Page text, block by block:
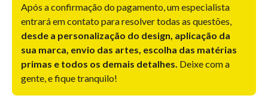
Após a confirmação do pagamento, um especialista
entrará em contato para resolver todas as questões,
desde a personalização do design, aplicação da
sua marca, envio das artes, escolha das matérias
primas e todos os demais detalhes. Deixe com a
gente, e fique tranquilo!